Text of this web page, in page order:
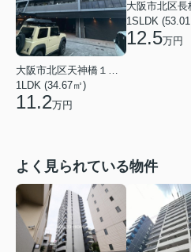
大阪市北区天神橋１丁目
1LDK (34.67㎡)
11.2万円
1SLDK
12.5万円
よく見られている物件